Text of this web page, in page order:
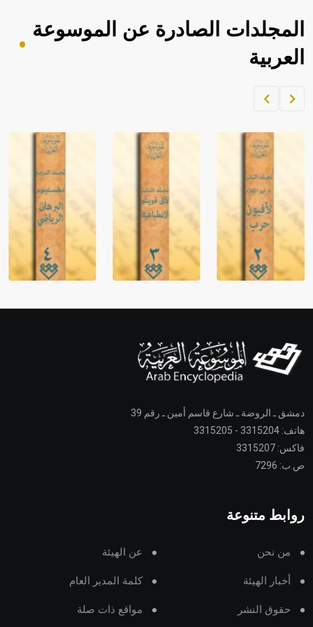
حيث تقتصر القيمة الصوتية للعلامة الك
المجلدات الصادرة عن الموسوعة
العربية
دمشق ـ الروضة ـ شارع قاسم أمين ـ رقم 39
هاتف: 3315204 - 3315205
فاكس: 3315207
ص.ب: 7296
روابط متنوعة
من نحن عن الهيئة
أخبار الهيئة كلمة المدير العام
حقوق النشر مواقع ذات صلة